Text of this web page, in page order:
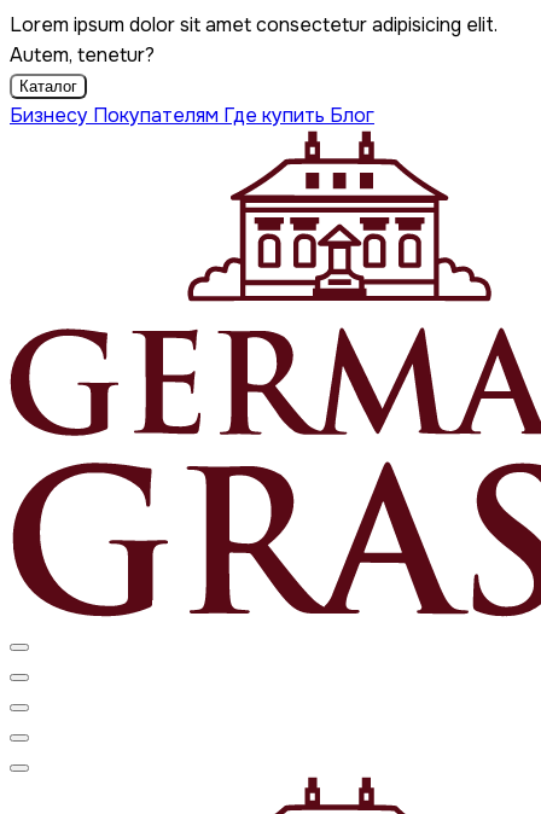
Lorem ipsum dolor sit amet consectetur adipisicing elit.
Autem, tenetur?
Каталог
Бизнесу Покупателям Где купить Блог